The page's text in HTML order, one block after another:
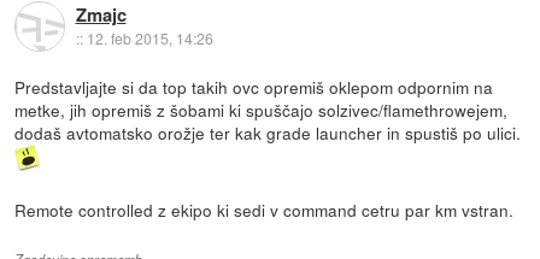
Zmajc
:: 12. feb 2015, 14:26
Predstavljajte si da top takih ovc opremiš oklepom odpornim na
metke, jih opremiš z šobami ki spuščajo solzivec/flamethrowejem,
dodaš avtomatsko orožje ter kak grade launcher in spustiš po ulici.
Remote controlled z ekipo ki sedi v command cetru par km vstran.